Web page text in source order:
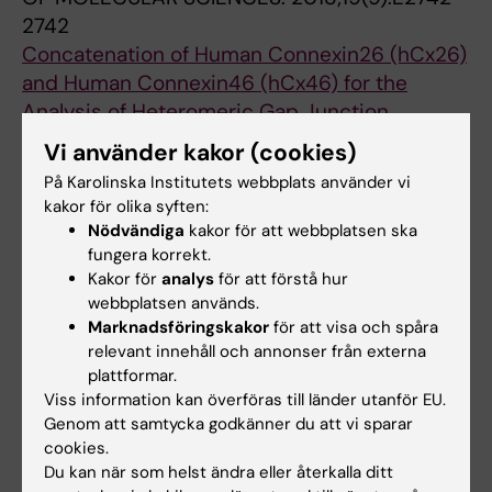
Mueller WC; Bechmann I; Sereda MW; Schwab
MH; Nave K-A; Stassart RM
2742
Concatenation of Human Connexin26 (hCx26)
and Human Connexin46 (hCx46) for the
Analysis of Heteromeric Gap Junction
Hemichannels and Heterotypic Gap Junction
Channels.
Schadzek P; Hermes D; Stahl Y; Dilger N;
Ngezahayo A
Alla författare
JOURNAL ARTICLE:NATURE
COMMUNICATIONS.2018;9(1):3025
Targeting myelin lipid metabolism as a
potential therapeutic strategy in a model of
CMT1A neuropathy.
Fledrich R; Abdelaal T; Rasch L; Bansal V;
Schütza V; Brügger B; Lüchtenborg C; Prukop
T; Stenzel J; Rahman RU; Hermes D; Ewers D;
Alla författare
Vi använder kakor (cookies)
På Karolinska Institutets webbplats använder vi
kakor för olika syften:
Nödvändiga kakor för att webbplatsen ska
fungera korrekt.
Kakor för analys för att förstå hur
webbplatsen används.
Marknadsföringskakor för att visa och spåra
relevant innehåll och annonser från externa
plattformar.
Viss information kan överföras till länder utanför EU.
Genom att samtycka godkänner du att vi sparar
cookies.
Du kan när som helst ändra eller återkalla ditt